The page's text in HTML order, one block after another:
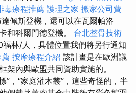
毒療程推薦 護理之家 搬家公司費
佩斯登機，還可以在瓦爾帕洛
和科爾門德登機。 台北整骨技術
林/人，具體位置我們將另行通知
按摩療程介紹 該計畫是在歐洲議
架內與歐盟共同資助實施的。
”，“家庭灌木叢”，這些奇怪的，半